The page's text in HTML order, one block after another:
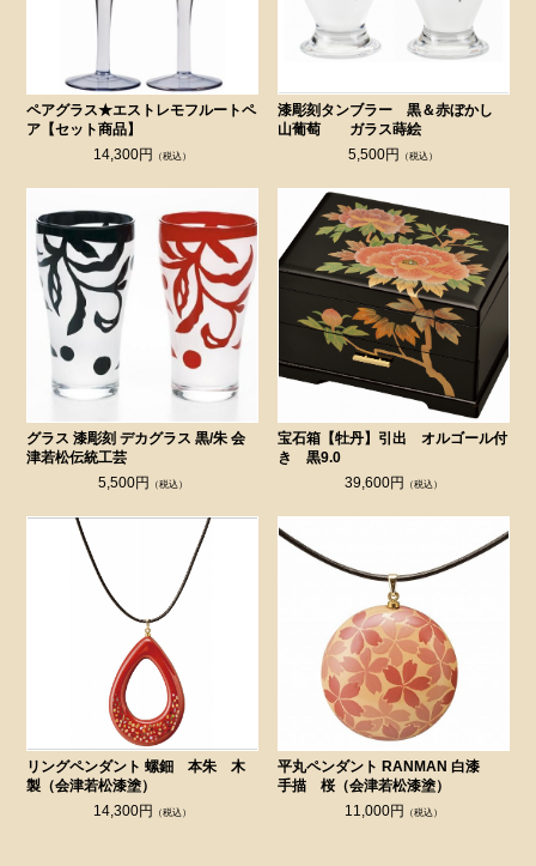
ペアグラス★エストレモフルートペ
ア【セット商品】
14,300円
（税込）
漆彫刻タンブラー 黒＆赤ぼかし
山葡萄 ガラス蒔絵
5,500円
（税込）
グラス 漆彫刻 デカグラス 黒/朱 会
津若松伝統工芸
5,500円
（税込）
宝石箱【牡丹】引出 オルゴール付
き 黒9.0
39,600円
（税込）
リングペンダント 螺鈿 本朱 木
製（会津若松漆塗）
14,300円
（税込）
平丸ペンダント RANMAN 白漆
手描 桜（会津若松漆塗）
11,000円
（税込）